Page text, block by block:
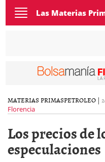
Toggle
navigation
Las Materias
MATERIAS PRIMASPETROLEO |
Florencia
Los precios de
especulaciones